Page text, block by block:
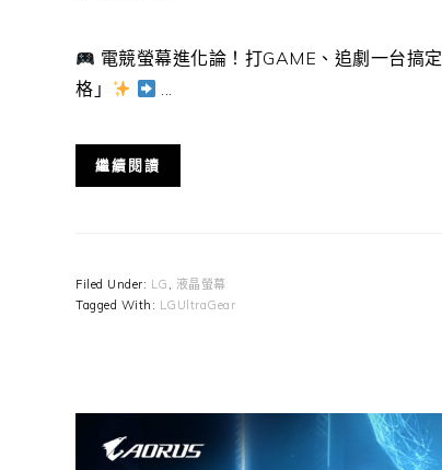
電競螢幕進化論！打GAME、追劇一台搞定
格」
...
繼續閱讀
Filed Under: LG , 液晶螢幕
Tagged With: LGUltraGear